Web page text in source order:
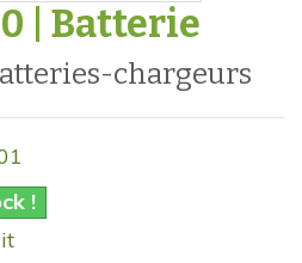
| Batterie
batteries-chargeurs
!